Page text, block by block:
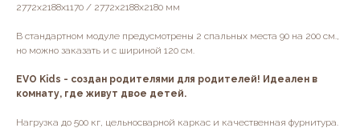
2772х2188х1170 / 2772х2188х2180 мм
В стандартном модуле предусмотрены 2 спальных места 90 на 200 см.,
но можно заказать и с шириной 120 см.
EVO Kids - создан родителями для родителей! Идеален в
комнату, где живут двое детей.
Нагрузка до 500 кг, цельносварной каркас и качественная фурнитура.